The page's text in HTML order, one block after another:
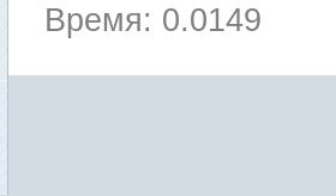
Время: 0.0149